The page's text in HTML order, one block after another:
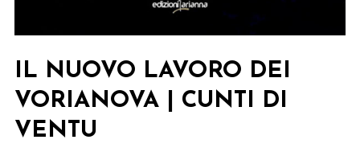
IL NUOVO LAVORO DEI
VORIANOVA | CUNTI DI
VENTU